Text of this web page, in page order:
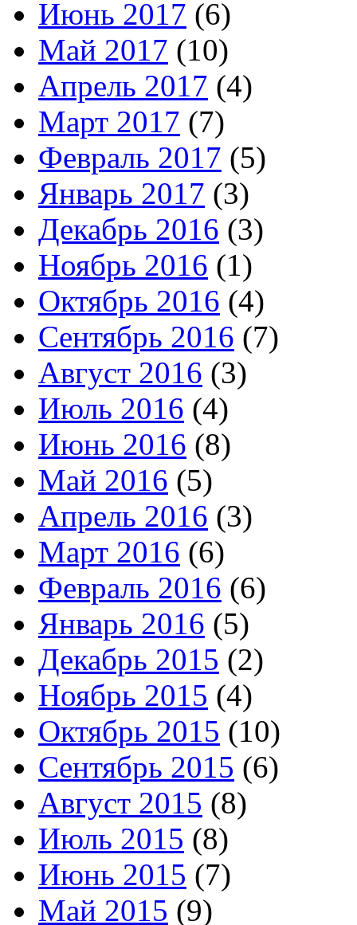
Июнь 2017 (6)
Май 2017 (10)
Апрель 2017 (4)
Март 2017 (7)
Февраль 2017 (5)
Январь 2017 (3)
Декабрь 2016 (3)
Ноябрь 2016 (1)
Октябрь 2016 (4)
Сентябрь 2016 (7)
Август 2016 (3)
Июль 2016 (4)
Июнь 2016 (8)
Май 2016 (5)
Апрель 2016 (3)
Март 2016 (6)
Февраль 2016 (6)
Январь 2016 (5)
Декабрь 2015 (2)
Ноябрь 2015 (4)
Октябрь 2015 (10)
Сентябрь 2015 (6)
Август 2015 (8)
Июль 2015 (8)
Июнь 2015 (7)
Май 2015 (9)